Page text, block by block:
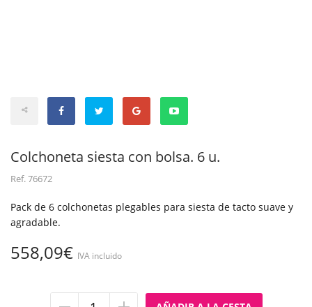
Colchoneta siesta con bolsa. 6 u.
Ref.76672
Pack de 6 colchonetas plegables para siesta de tacto suave y
agradable.
558,09€ IVA incluido